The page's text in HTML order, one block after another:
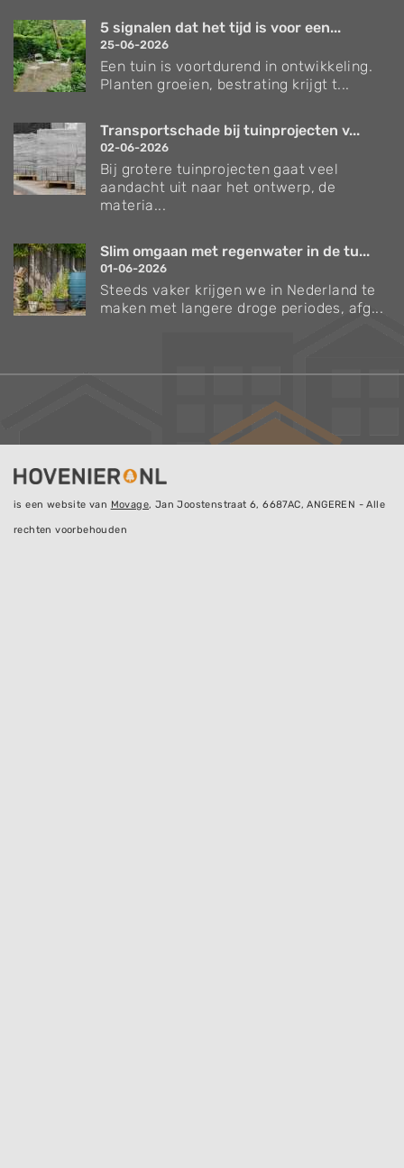
5 signalen dat het tijd is voor een...
25-06-2026
Een tuin is voortdurend in ontwikkeling.
Planten groeien, bestrating krijgt t...
Transportschade bij tuinprojecten v...
02-06-2026
Bij grotere tuinprojecten gaat veel
aandacht uit naar het ontwerp, de
materia...
Slim omgaan met regenwater in de tu...
01-06-2026
Steeds vaker krijgen we in Nederland te
maken met langere droge periodes, afg...
is een website van Movage, Jan Joostenstraat 6, 6687AC, ANGEREN - Alle
rechten voorbehouden